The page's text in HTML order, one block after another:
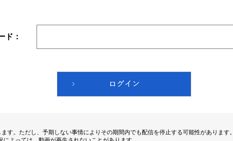
ド：
す。ただし、予期しない事情によりその期間内でも配信を停止する可能性があります